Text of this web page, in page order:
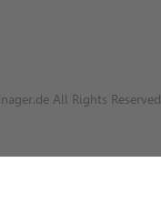
All Rights Reserved